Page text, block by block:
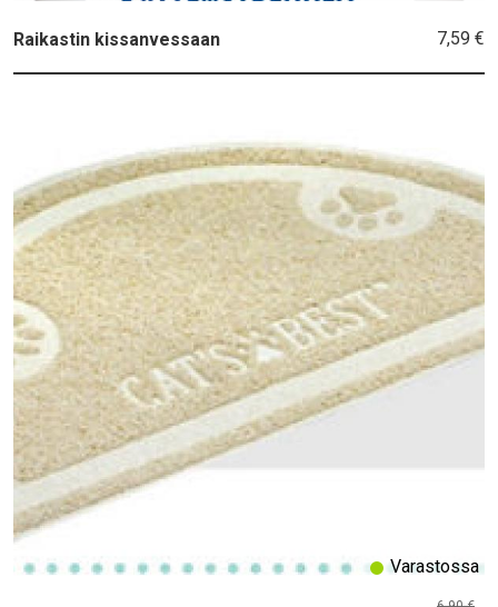
Raikastin kissanvessaan 7,59 €
Varastossa